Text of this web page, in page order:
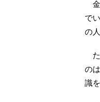
金
で
の
た
の
識